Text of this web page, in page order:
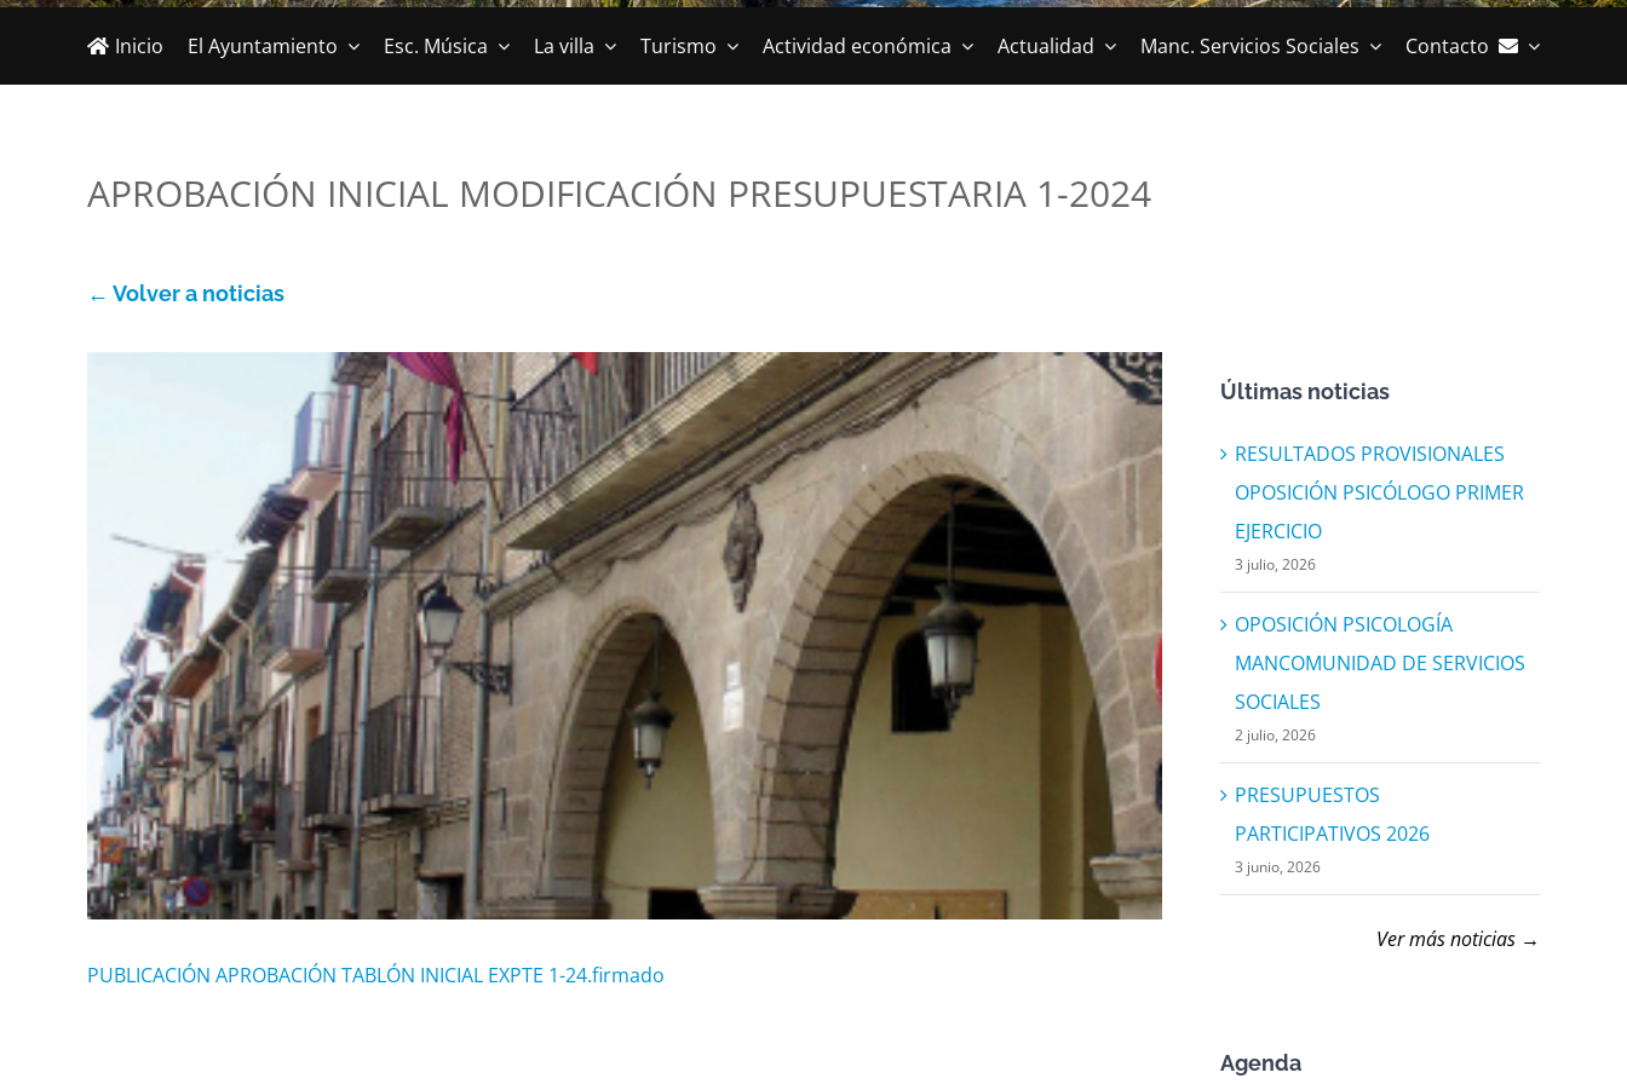
Inicio El Ayuntamiento Esc. Música La villa Turismo Actividad económica Actualidad Manc. Servicios Sociales Contacto
APROBACIÓN INICIAL MODIFICACIÓN PRESUPUESTARIA 1-2024
← Volver a noticias
PUBLICACIÓN APROBACIÓN TABLÓN INICIAL EXPTE 1-24.firmado
Últimas noticias
RESULTADOS PROVISIONALES
OPOSICIÓN PSICÓLOGO PRIMER
EJERCICIO
3 julio, 2026
OPOSICIÓN PSICOLOGÍA
MANCOMUNIDAD DE SERVICIOS
SOCIALES
2 julio, 2026
PRESUPUESTOS
PARTICIPATIVOS 2026
3 junio, 2026
Ver más noticias →
Agenda